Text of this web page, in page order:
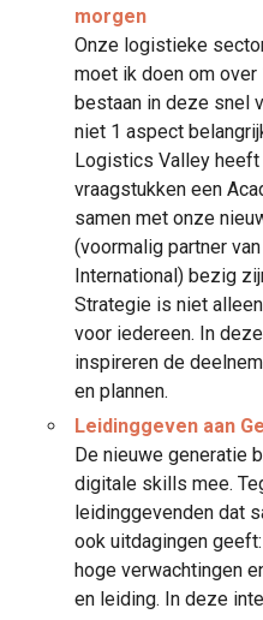
morgen
Onze logistieke
moet ik doen om
bestaan in deze snel
niet 1 aspect
Logistics Valley
vraagstukken een
samen met onze
(voormalig partner
International) bezig
Strategie is niet
voor iedereen. In
inspireren de
en plannen.
Leidinggeven aan
De nieuwe generatie
digitale skills mee.
leidinggevenden dat
ook uitdagingen
hoge verwachtingen
en leiding. In deze